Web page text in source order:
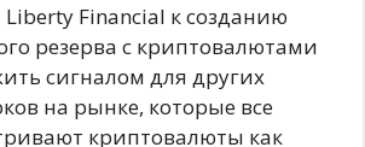
Financial к созданию
резерва с криптовалютами
сигналом для других
на рынке, которые все
криптовалюты как